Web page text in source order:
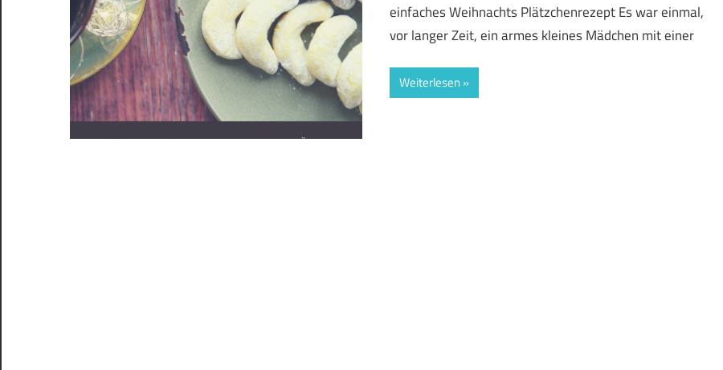
einfaches Weihnachts Plätzchenrezept Es war einmal,
vor langer Zeit, ein armes kleines Mädchen mit einer
Weiterlesen